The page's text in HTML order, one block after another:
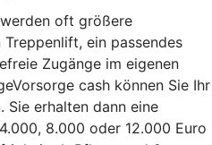
oft größere
ein passendes
Zugänge im eigenen
cash können Sie Ihr
Sie erhalten dann eine
8.000 oder 12.000 Euro